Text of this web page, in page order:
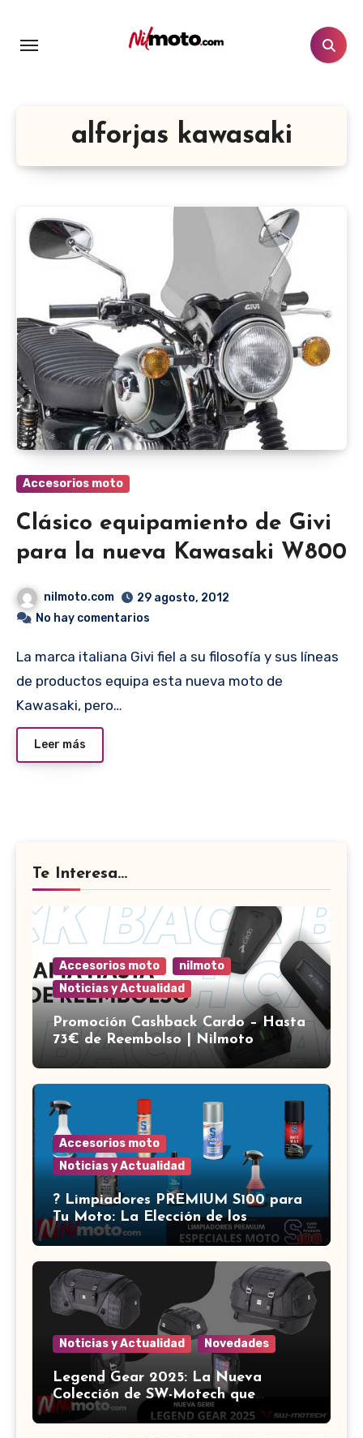
alforjas kawasaki
Accesorios moto
Clásico equipamiento de Givi
para la nueva Kawasaki W800
nilmoto.com
29 agosto, 2012
No hay comentarios
La marca italiana Givi fiel a su filosofía y sus líneas
de productos equipa esta nueva moto de
Kawasaki, pero…
Leer más
Te Interesa...
Accesorios moto
nilmoto
Noticias y Actualidad
Promoción Cashback Cardo – Hasta
73€ de Reembolso | Nilmoto
Accesorios moto
Noticias y Actualidad
?️ Limpiadores PREMIUM S100 para
Tu Moto: La Elección de los
Expertos ?
Noticias y Actualidad Novedades
Legend Gear 2025: La Nueva
Colección de SW-Motech que
Revoluciona el Equipamiento para
Motocicletas ?️